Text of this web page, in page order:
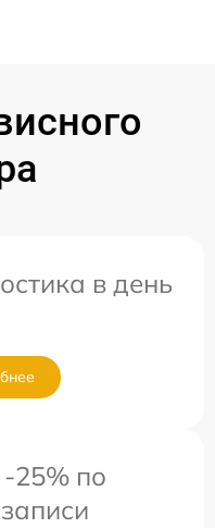
в день
25% по